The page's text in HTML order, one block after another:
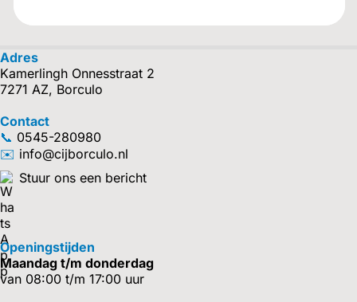
Adres
Kamerlingh Onnesstraat 2
7271 AZ, Borculo
Contact
📞 0545-280980
✉️ info@cijborculo.nl
Stuur ons een bericht
Openingstijden
Maandag t/m donderdag
van 08:00 t/m 17:00 uur